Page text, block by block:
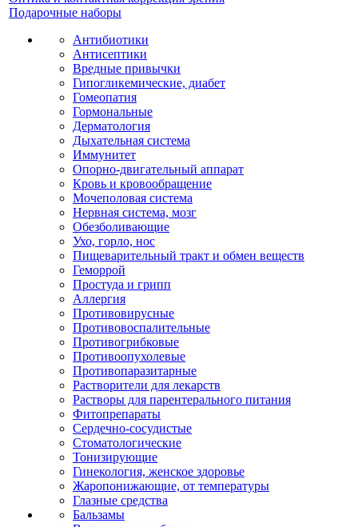
Подарочные наборы
Антибиотики
Антисептики
Вредные привычки
Гипогликемические, диабет
Гомеопатия
Гормональные
Дерматология
Дыхательная система
Иммунитет
Опорно-двигательный аппарат
Кровь и кровообращение
Мочеполовая система
Нервная система, мозг
Обезболивающие
Ухо, горло, нос
Пищеварительный тракт и обмен веществ
Геморрой
Простуда и грипп
Аллергия
Противовирусные
Противовоспалительные
Противогрибковые
Противоопухолевые
Противопаразитарные
Растворители для лекарств
Растворы для парентерального питания
Фитопрепараты
Сердечно-сосудистые
Стоматологические
Тонизирующие
Гинекология, женское здоровье
Жаропонижающие, от температуры
Глазные средства
Бальзамы